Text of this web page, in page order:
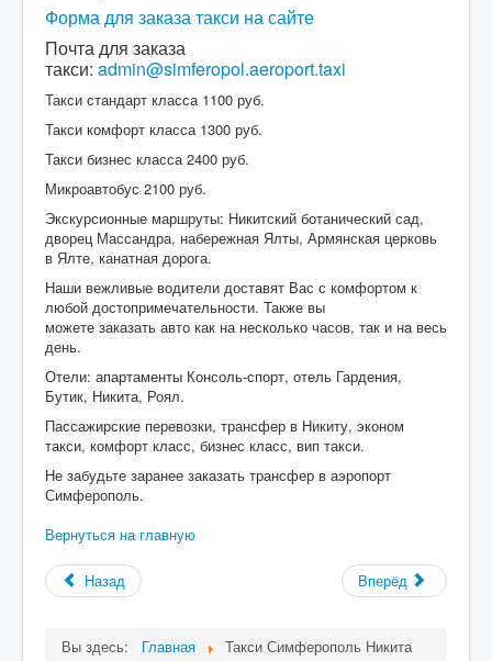
Форма для заказа такси на сайте
Почта для заказа
такси: admin@simferopol.aeroport.taxi
Такси стандарт класса 1100 руб.
Такси комфорт класса 1300 руб.
Такси бизнес класса 2400 руб.
Микроавтобус 2100 руб.
Экскурсионные маршруты: Никитский ботанический сад,
дворец Массандра, набережная Ялты, Армянская церковь
в Ялте, канатная дорога.
Наши вежливые водители доставят Вас с комфортом к
любой достопримечательности. Также вы
можете заказать авто как на несколько часов, так и на весь
день.
Отели: апартаменты Консоль-спорт, отель Гардения,
Бутик, Никита, Роял.
Пассажирские перевозки, трансфер в Никиту, эконом
такси, комфорт класс, бизнес класс, вип такси.
Не забудьте заранее заказать трансфер в аэропорт
Симферополь.
Вернуться на главную
Назад Вперёд
Вы здесь: Главная Такси Симферополь Никита